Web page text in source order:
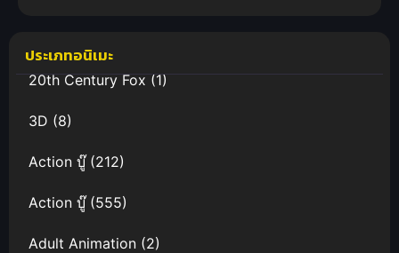
ประเภทอนิเมะ
20th Century Fox(1)
3D (8)
Action บู๊(212)
Action บู๊(555)
Adult Animation (2)